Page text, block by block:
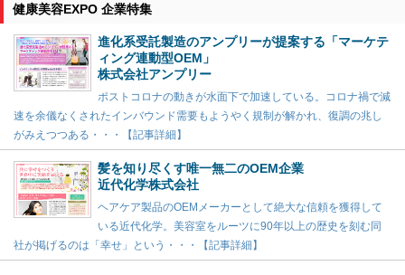
健康美容EXPO 企業特集
進化系受託製造のアンプリーが提案する「マーケテ
ィング連動型OEM」
株式会社アンプリー
ポストコロナの動きが水面下で加速している。コロナ禍で減
速を余儀なくされたインバウンド需要もようやく規制が解かれ、復調の兆し
がみえつつある・・・【記事詳細】
髪を知り尽くす唯一無二のOEM企業
近代化学株式会社
ヘアケア製品のOEMメーカーとして絶大な信頼を獲得して
いる近代化学。美容室をルーツに90年以上の歴史を刻む同
社が掲げるのは「幸せ」という・・・【記事詳細】